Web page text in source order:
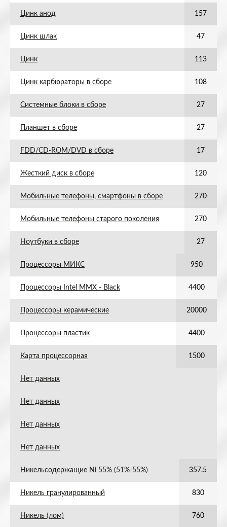
Цинк анод 157
Цинк шлак 47
Цинк 113
Цинк карбюраторы в сборе 108
Системные блоки в сборе 27
Планшет в сборе 27
FDD/CD-ROM/DVD в сборе 17
Жесткий диск в сборе 120
Мобильные телефоны, смартфоны в сборе 270
Мобильные телефоны старого поколения 270
Ноутбуки в сборе 27
Процессоры МИКС 950
Процессоры Intel MMX - Black 4400
Процессоры керамические 20000
Процессоры пластик 4400
Карта процессорная 1500
Нет данных
Нет данных
Нет данных
Нет данных
Никельсодержащие Ni 55% (51%-55%) 357.5
Никель гранулированный 830
Никель (лом) 760